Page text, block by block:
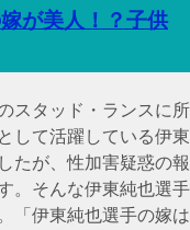
が美人！？子供
スタッド・ランスに所
して活躍している伊東
たが、性加害疑惑の報
。そんな伊東純也選手
「伊東純也選手の嫁は